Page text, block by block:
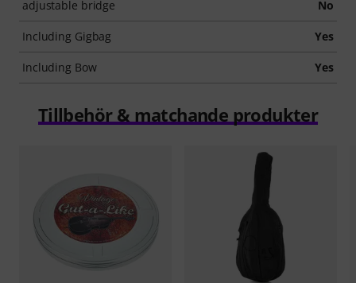
adjustable bridge No
Including Gigbag Yes
Including Bow Yes
Tillbehör & matchande produkter